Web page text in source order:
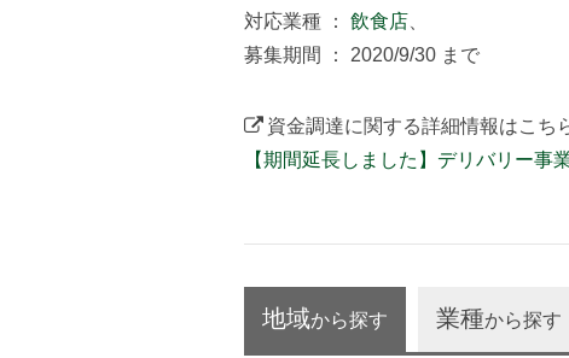
対応業種 ： 飲食店
募集期間 ： 2020/9/30 まで
資金調達に関する詳細情報はこち
【期間延長しました】デリバリー事
地域から探す 業種から探す